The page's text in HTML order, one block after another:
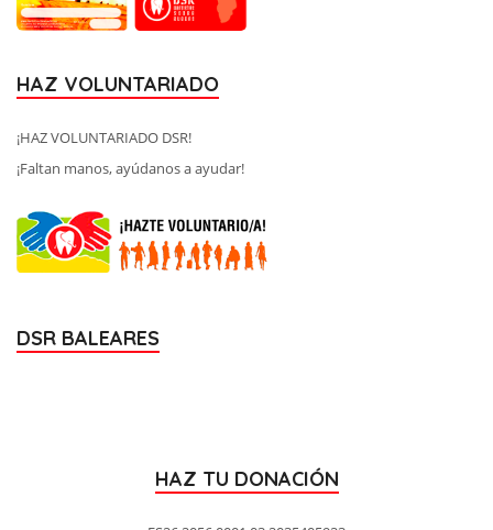
HAZ VOLUNTARIADO
¡HAZ VOLUNTARIADO DSR!
¡Faltan manos, ayúdanos a ayudar!
DSR BALEARES
HAZ TU DONACIÓN